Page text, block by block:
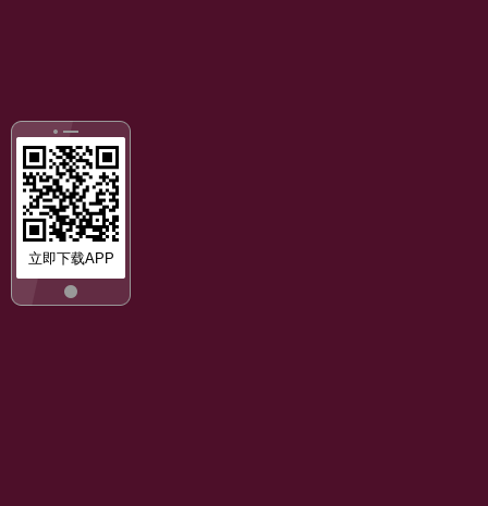
立即下载APP